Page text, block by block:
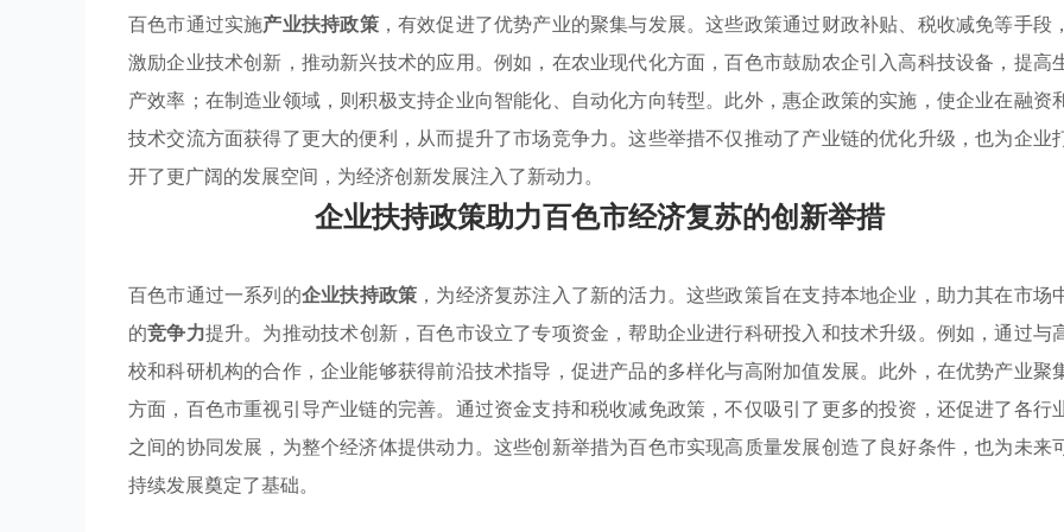
百色市通过实施产业扶持政策，有效促进了优势产业的聚集与发展。这些政策通过财政补贴、税收减免等手段，
激励企业技术创新，推动新兴技术的应用。例如，在农业现代化方面，百色市鼓励农企引入高科技设备，提高
产效率；在制造业领域，则积极支持企业向智能化、自动化方向转型。此外，惠企政策的实施，使企业在融资
技术交流方面获得了更大的便利，从而提升了市场竞争力。这些举措不仅推动了产业链的优化升级，也为企业
开了更广阔的发展空间，为经济创新发展注入了新动力。
企业扶持政策助力百色市经济复苏的创新举措
百色市通过一系列的企业扶持政策 ，为经济复苏注入了新的活力。这些政策旨在支持本地企业，助力其在市场
的竞争力提升。为推动技术创新，百色市设立了专项资金，帮助企业进行科研投入和技术升级。例如，通过与
校和科研机构的合作，企业能够获得前沿技术指导，促进产品的多样化与高附加值发展。此外，在优势产业聚
方面，百色市重视引导产业链的完善。通过资金支持和税收减免政策，不仅吸引了更多的投资，还促进了各行
之间的协同发展，为整个经济体提供动力。这些创新举措为百色市实现高质量发展创造了良好条件，也为未来
持续发展奠定了基础。